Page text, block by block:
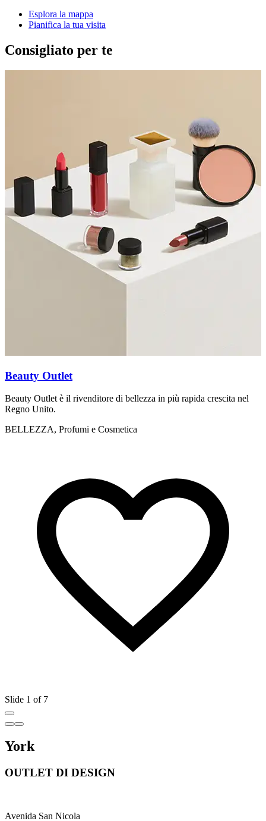
Esplora la mappa
Pianifica la tua visita
Consigliato per te
Beauty Outlet
Beauty Outlet è il rivenditore di bellezza in più rapida crescita nel
Regno Unito.
BELLEZZA, Profumi e Cosmetica
Slide 1 of 7
York
OUTLET DI DESIGN
Avenida San Nicola